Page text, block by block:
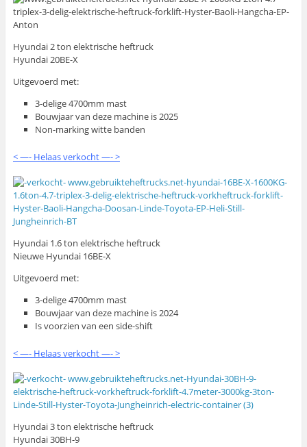
Hyundai 2 ton elektrische heftruck
Hyundai 20BE-X
Uitgevoerd met:
3-delige 4700mm mast
Bouwjaar van deze machine is 2025
Non-marking witte banden
< —- Helaas verkocht —- >
Hyundai 1.6 ton elektrische heftruck
Nieuwe Hyundai 16BE-X
Uitgevoerd met:
3-delige 4700mm mast
Bouwjaar van deze machine is 2024
Is voorzien van een side-shift
< —- Helaas verkocht —- >
Hyundai 3 ton elektrische heftruck
Hyundai 30BH-9